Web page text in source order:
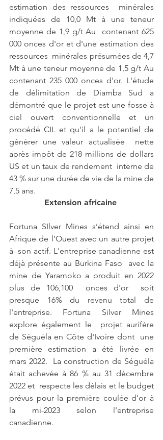
estimation des ressources  minérales
indiquées de 10,0 Mt à une teneur
moyenne de 1,9 g/t Au  contenant 625
000 onces d'or et d'une estimation des
ressources  minérales présumées de 4,7
Mt à une teneur moyenne de 1,5 g/t Au
contenant 235 000 onces d'or. L'étude
de délimitation de Diamba Sud a
démontré que le projet est une fosse à
ciel ouvert conventionnelle et un
procédé CIL et qu'il a le potentiel de
générer une valeur actualisée  nette
après impôt de 218 millions de dollars
US et un taux de rendement  interne de
43 % sur une durée de vie de la mine de
7,5 ans.
Extension africaine
Fortuna SIlver Mines s’étend ainsi en
Afrique de l'Ouest avec un autre projet
à  son actif. L'entreprise canadienne est
déjà présente au Burkina Faso  avec la
mine de Yaramoko a produit en 2022
plus de 106,100  onces d'or  soit
presque 16% du revenu total de
l'entreprise. Fortuna Silver Mines
explore également le  projet aurifère
de Séguéla en Côte d'Ivoire dont  une
première estimation a été livrée en
mars 2022.  La construction de Séguéla
était achevée à 86 % au 31 décembre
2022 et  respecte les délais et le budget
prévus pour la première coulée d'or à
la mi-2023 selon l'entreprise
canadienne.